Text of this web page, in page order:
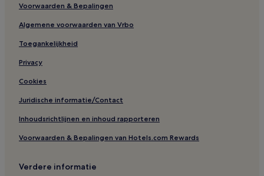
Voorwaarden & Bepalingen
Algemene voorwaarden van Vrbo
Toegankelijkheid
Privacy
Cookies
Juridische informatie/Contact
Inhoudsrichtlijnen en inhoud rapporteren
Voorwaarden & Bepalingen van Hotels.com Rewards
Verdere informatie